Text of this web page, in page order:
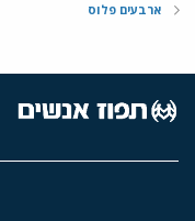
ארבעים פלוס